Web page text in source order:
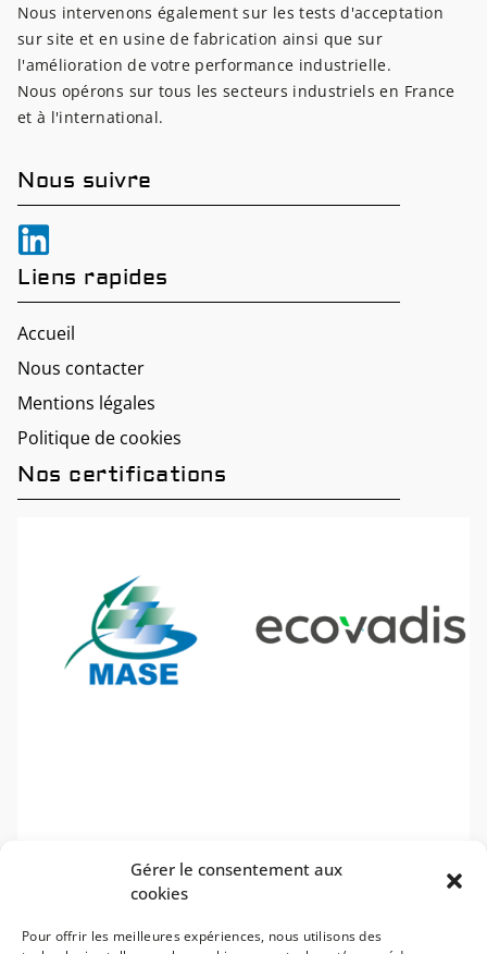
Gérer le consentement aux
cookies
Pour offrir les meilleures expériences, nous utilisons des
Nous intervenons également sur les tests d'acceptation
sur site et en usine de fabrication ainsi que sur
l'amélioration de votre performance industrielle.
Nous opérons sur tous les secteurs industriels en France
et à l'international.
Nous suivre
Liens rapides
Accueil
Nous contacter
Mentions légales
Politique de cookies
Nos certifications